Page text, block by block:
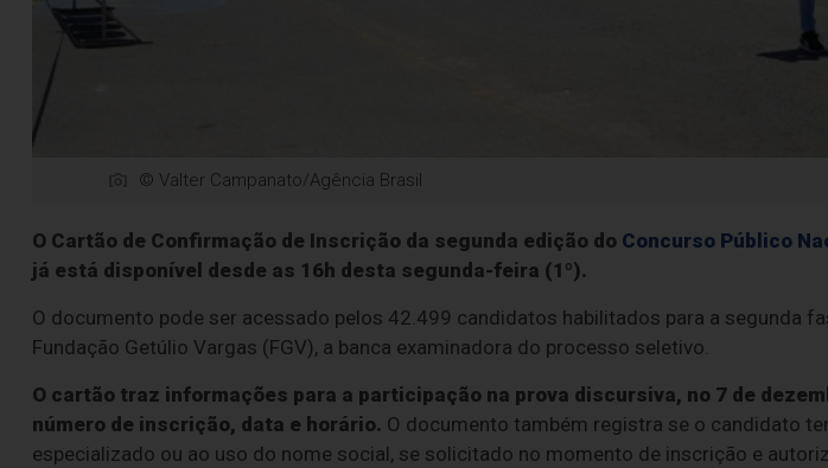
© Valter Campanato/Agência Brasil
O Cartão de Confirmação de Inscrição da segunda edição do Concurso Público
já está disponível desde as 16h desta segunda-feira (1º).
O documento pode ser acessado pelos 42.499 candidatos habilitados para a segunda
Fundação Getúlio Vargas (FGV), a banca examinadora do processo seletivo.
O cartão traz informações para a participação na prova discursiva, no 7 de
número de inscrição, data e horário. O documento também registra se o candidato
especializado ou ao uso do nome social, se solicitado no momento de inscrição e